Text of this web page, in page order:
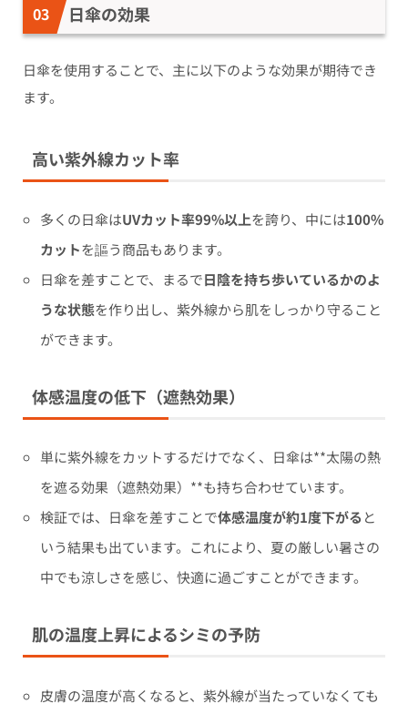
日傘の効果
日傘を使用することで、主に以下のような効果が期待でき
ます。
高い紫外線カット率
多くの日傘はUVカット率99%以上を誇り、中には100%
カットを謳う商品もあります。
日傘を差すことで、まるで日陰を持ち歩いているかのよ
うな状態を作り出し、紫外線から肌をしっかり守ること
ができます。
体感温度の低下（遮熱効果）
単に紫外線をカットするだけでなく、日傘は**太陽の熱
を遮る効果（遮熱効果）**も持ち合わせています。
検証では、日傘を差すことで体感温度が約1度下がる と
いう結果も出ています。これにより、夏の厳しい暑さの
中でも涼しさを感じ、快適に過ごすことができます。
肌の温度上昇によるシミの予防
皮膚の温度が高くなると、紫外線が当たっていなくても